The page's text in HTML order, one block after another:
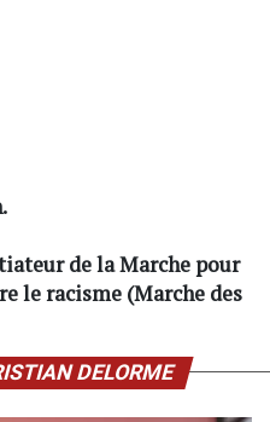
de la Marche pour
le racisme (Marche des
DELORME